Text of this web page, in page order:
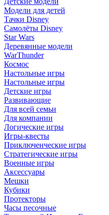
Модели для детей
Тачки Disney
Самолёты Disney
Star Wars
Деревянные модели
WarThunder
Космос
Настольные игры
Настольные игры
Детские игры
Развивающие
Для всей семьи
Для компании
Логические игры
Игры-квесты
Приключенческие игры
Стратегические игры
Военные игры
Аксессуары
Мешки
Кубики
Протекторы
Часы песочные